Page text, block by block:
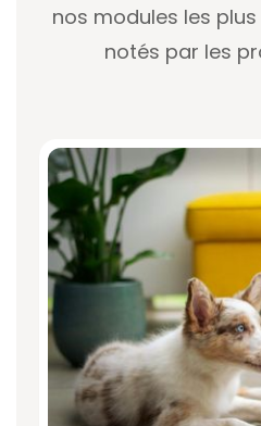
nos modules les
notés par les